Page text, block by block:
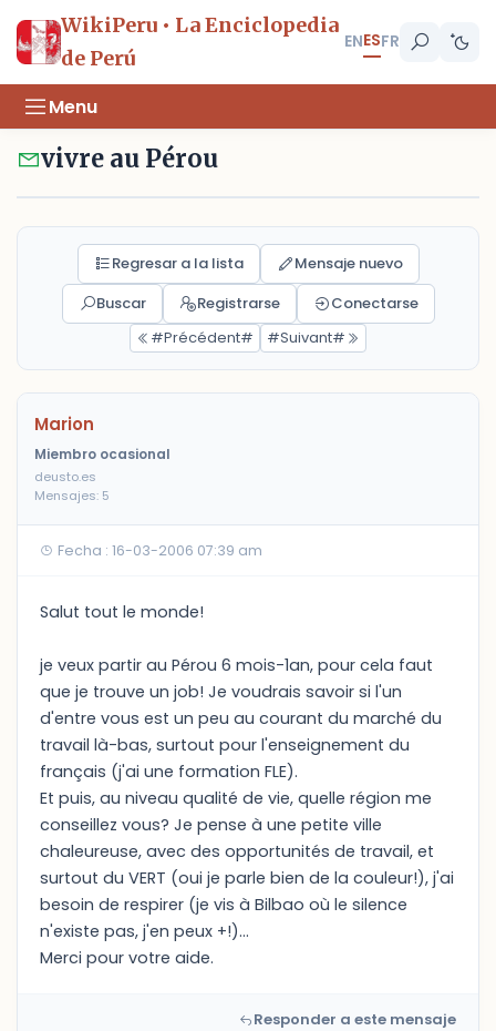
WikiPeru • La Enciclopedia
de Perú
ENESFR
Menu
vivre au Pérou
Regresar a la lista
Mensaje nuevo
Buscar
Registrarse
Conectarse
#Précédent#
#Suivant#
Marion
Miembro ocasional
deusto.es
Mensajes: 5
Fecha : 16-03-2006 07:39 am
Salut tout le monde!
je veux partir au Pérou 6 mois-1an, pour cela faut
que je trouve un job! Je voudrais savoir si l'un
d'entre vous est un peu au courant du marché du
travail là-bas, surtout pour l'enseignement du
français (j'ai une formation FLE).
Et puis, au niveau qualité de vie, quelle région me
conseillez vous? Je pense à une petite ville
chaleureuse, avec des opportunités de travail, et
surtout du VERT (oui je parle bien de la couleur!), j'ai
besoin de respirer (je vis à Bilbao où le silence
n'existe pas, j'en peux +!)...
Merci pour votre aide.
Responder a este mensaje